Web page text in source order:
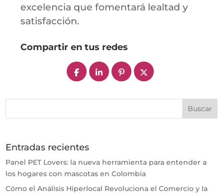
excelencia que fomentará lealtad y
satisfacción.
Compartir en tus redes
Entradas recientes
Panel PET Lovers: la nueva herramienta para entender a
los hogares con mascotas en Colombia
Cómo el Análisis Hiperlocal Revoluciona el Comercio y la